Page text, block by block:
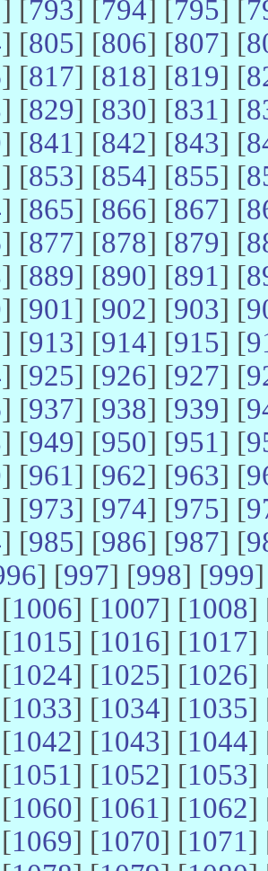
] [793] [794] [795] [
] [805] [806] [807] [
] [817] [818] [819] [
] [829] [830] [831] [
] [841] [842] [843] [
] [853] [854] [855] [
] [865] [866] [867] [
] [877] [878] [879] [
] [889] [890] [891] [
] [901] [902] [903] [
] [913] [914] [915] [
] [925] [926] [927] [
] [937] [938] [939] [
] [949] [950] [951] [
] [961] [962] [963] [
] [973] [974] [975] [
] [985] [986] [987] [
] [997] [998] [999
1006] [1007] [1008]
1015] [1016] [1017]
1024] [1025] [1026]
1033] [1034] [1035]
1042] [1043] [1044]
1051] [1052] [1053]
1060] [1061] [1062]
1069] [1070] [1071]